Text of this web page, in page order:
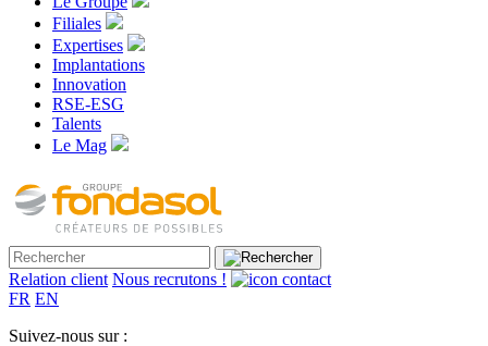
Filiales
Expertises
Implantations
Innovation
RSE-ESG
Talents
Le Mag
Relation client Nous recrutons !
FR EN
Suivez-nous sur :